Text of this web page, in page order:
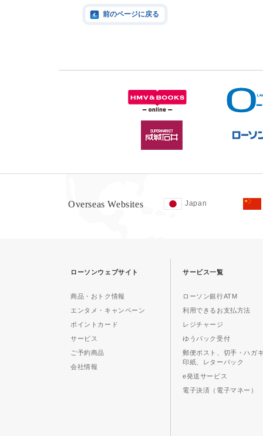
前のページに戻る
Overseas Websites Japan
ローソンウェブサイト
商品・おトク情報
エンタメ・キャンペーン
ポイントカード
サービス
ご予約商品
会社情報
サービス一覧
ローソン銀行ATM
利用できるお支払方法
レジチャージ
ゆうパック受付
郵便ポスト、切手・ハガ
印紙、レターパック
e発送サービス
電子決済（電子マネー）